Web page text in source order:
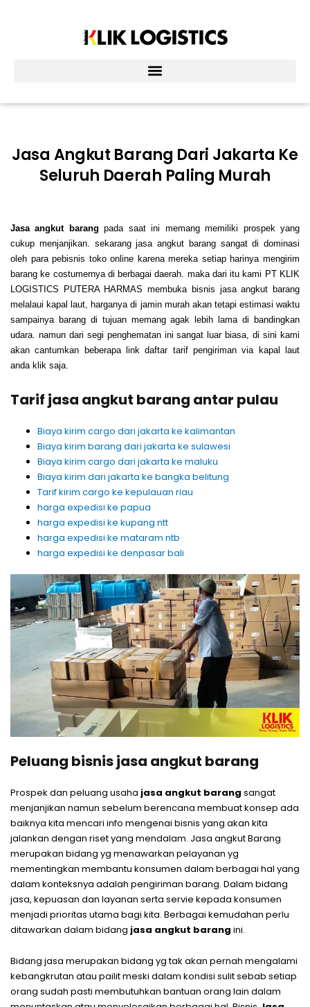
Jasa Angkut Barang Dari Jakarta Ke
Seluruh Daerah Paling Murah
Jasa angkut barang pada saat ini memang memiliki prospek yang
cukup menjanjikan. sekarang jasa angkut barang sangat di dominasi
oleh para pebisnis toko online karena mereka setiap harinya mengirim
barang ke costumernya di berbagai daerah. maka dari itu kami PT KLIK
LOGISTICS PUTERA HARMAS membuka bisnis jasa angkut barang
melalaui kapal laut, harganya di jamin murah akan tetapi estimasi waktu
sampainya barang di tujuan memang agak lebih lama di bandingkan
udara. namun dari segi penghematan ini sangat luar biasa, di sini kami
akan cantumkan beberapa link daftar tarif pengiriman via kapal laut
anda klik saja.
Tarif jasa angkut barang antar pulau
Biaya kirim cargo dari jakarta ke kalimantan
Biaya kirim barang dari jakarta ke sulawesi
Biaya kirim cargo dari jakarta ke maluku
Biaya kirim dari jakarta ke bangka belitung
Tarif kirim cargo ke kepulauan riau
harga expedisi ke papua
harga expedisi ke kupang ntt
harga expedisi ke mataram ntb
harga expedisi ke denpasar bali
Peluang bisnis jasa angkut barang
Prospek dan peluang usaha jasa angkut barang sangat
menjanjikan namun sebelum berencana membuat konsep ada
baiknya kita mencari info mengenai bisnis yang akan kita
jalankan dengan riset yang mendalam. Jasa angkut Barang
merupakan bidang yg menawarkan pelayanan yg
mementingkan membantu konsumen dalam berbagai hal yang
dalam konteksnya adalah pengiriman barang. Dalam bidang
jasa, kepuasan dan layanan serta servie kepada konsumen
menjadi prioritas utama bagi kita. Berbagai kemudahan perlu
ditawarkan dalam bidang jasa angkut barang ini.
Bidang jasa merupakan bidang yg tak akan pernah mengalami
kebangkrutan atau pailit meski dalam kondisi sulit sebab setiap
orang sudah pasti membutuhkan bantuan orang lain dalam